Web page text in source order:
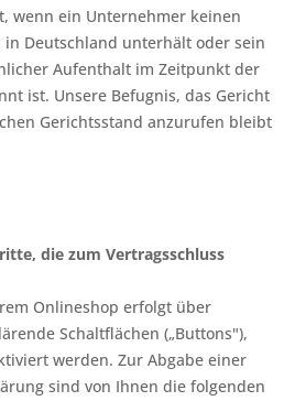
wenn ein Unternehmer keinen
Deutschland unterhält oder sein
Aufenthalt im Zeitpunkt der
ist. Unsere Befugnis, das Gericht
Gerichtsstand anzurufen bleibt
die zum Vertragsschluss
Onlineshop erfolgt über
Schaltflächen („Buttons"),
werden. Zur Abgabe einer
sind von Ihnen die folgenden